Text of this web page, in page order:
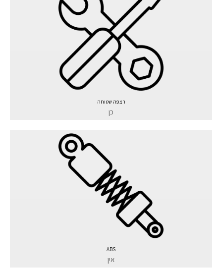
רצפה שטוחה
כן
ABS
אין